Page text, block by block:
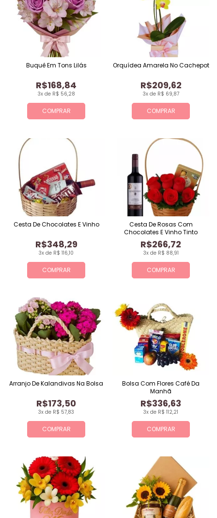
COMPRAR
3x de R$ 56,28
R$168,84
Buquê Em Tons Lilás
COMPRAR
3x de R$ 69,87
R$209,62
Orquídea Amarela No Cachepot
COMPRAR
3x de R$ 116,10
R$348,29
Cesta De Chocolates E Vinho
COMPRAR
3x de R$ 88,91
R$266,72
Cesta De Rosas Com
Chocolates E Vinho Tinto
COMPRAR
3x de R$ 57,83
R$173,50
Arranjo De Kalandivas Na Bolsa
COMPRAR
3x de R$ 112,21
R$336,63
Bolsa Com Flores Café Da
Manhã